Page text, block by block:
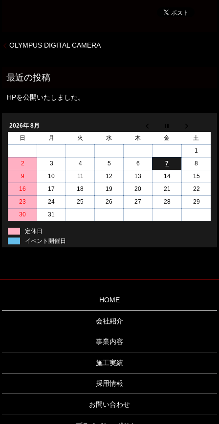
OLYMPUS DIGITAL CAMERA
HPを公開いたしました。
2026年 8月
日
月 火 水 木 金
土
1
2
3 4 5 6 7
8
9
10 11 12 13 14
15
16
17 18 19 20 21
22
23
24 25 26 27 28
29
30
31
定休日
イベント開催日
HOME
会社紹介
事業内容
施工実績
採用情報
お問い合わせ